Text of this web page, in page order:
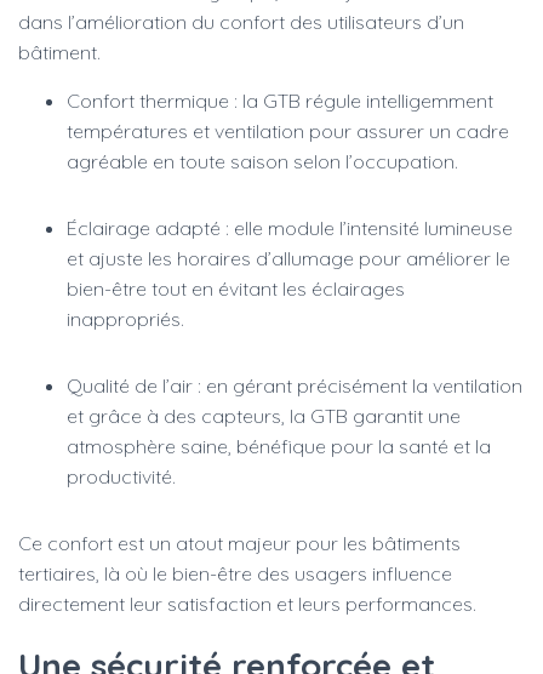
dans l’amélioration du confort des utilisateurs d’un
bâtiment.
Confort thermique : la GTB régule intelligemment
températures et ventilation pour assurer un cadre
agréable en toute saison selon l’occupation.
Éclairage adapté : elle module l’intensité lumineuse
et ajuste les horaires d’allumage pour améliorer le
bien-être tout en évitant les éclairages
inappropriés.
Qualité de l’air : en gérant précisément la ventilation
et grâce à des capteurs, la GTB garantit une
atmosphère saine, bénéfique pour la santé et la
productivité.
Ce confort est un atout majeur pour les bâtiments
tertiaires, là où le bien-être des usagers influence
directement leur satisfaction et leurs performances.
Une sécurité renforcée et